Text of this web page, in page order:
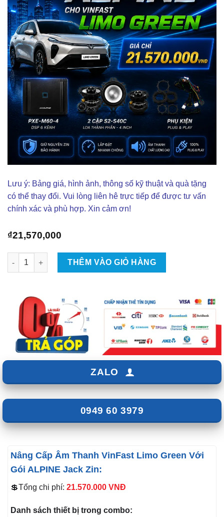
Lưu ý: Bảng giá, hình ảnh, thông số kỹ thuật và quà tặng
có thể thay đổi. Vui lòng liên hê trực tiếp để được tư vấn
chính xác và phù hợp. Xin cảm ơn!
₫21,570,000
Combo Âm Thanh Alpine Cho VinFast Limo Green - Giá
THÊM VÀO GIỎ HÀNG
ZALO
0949 60 3979
Nâng Cấp Âm Thanh VinFast Limo Green Với
Gói ALPINE Jack Zin:
💲Tổng chi phí: 21.570.000 VNĐ
Danh sách thiết bị trong combo: